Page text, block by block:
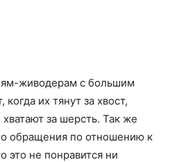
живодерам с большим
их тянут за хвост,
за шерсть. Так же
обращения по отношению к
это не понравится ни